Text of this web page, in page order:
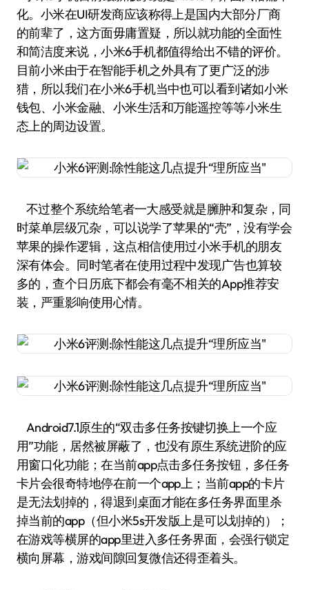
化。小米在UI研发商应该称得上是国内大部分厂商
的前辈了，这方面毋庸置疑，所以就功能的全面性
和简洁度来说，小米6手机都值得给出不错的评价。
目前小米由于在智能手机之外具有了更广泛的涉
猎，所以我们在小米6手机当中也可以看到诸如小米
钱包、小米金融、小米生活和万能遥控等等小米生
态上的周边设置。
不过整个系统给笔者一大感受就是臃肿和复杂，同
时菜单层级冗杂，可以说学了苹果的“壳”，没有学会
苹果的操作逻辑，这点相信使用过小米手机的朋友
深有体会。同时笔者在使用过程中发现广告也算较
多的，查个日历底下都会有毫不相关的App推荐安
装，严重影响使用心情。
Android7.1原生的“双击多任务按键切换上一个应
用”功能，居然被屏蔽了，也没有原生系统进阶的应
用窗口化功能；在当前app点击多任务按钮，多任务
卡片会很奇特地停在前一个app上；当前app的卡片
是无法划掉的，得退到桌面才能在多任务界面里杀
掉当前的app（但小米5s开发版上是可以划掉的）；
在游戏等横屏的app里进入多任务界面，会强行锁定
横向屏幕，游戏间隙回复微信还得歪着头。